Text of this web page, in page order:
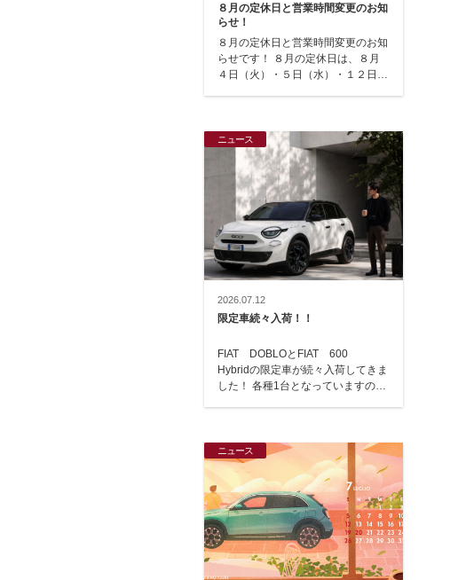
８月の定休日と営業時間変更のお知
らせ！
８月の定休日と営業時間変更のお知
らせです！ ８月の定休日は、８月
４日（火）・５日（水）・１２日
ニュース
2026.07.12
限定車続々入荷！！
FIAT DOBLOとFIAT 600
Hybridの限定車が続々入荷してきま
した！ 各種1台となっていますの
ニュース